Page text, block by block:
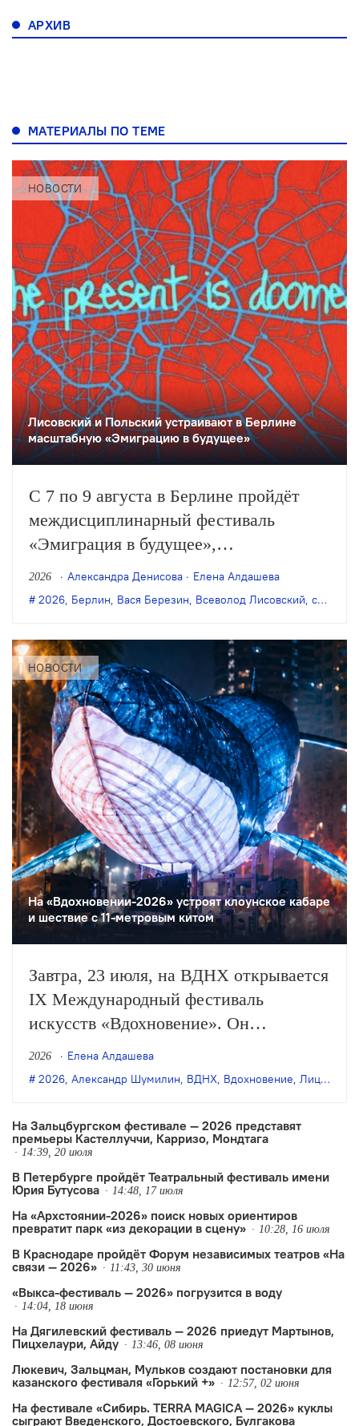
АРХИВ
МАТЕРИАЛЫ ПО ТЕМЕ
НОВОСТИ
Лисовский и Польский устраивают в Берлине
масштабную «Эмиграцию в будущее»
С 7 по 9 августа в Берлине пройдёт
междисциплинарный фестиваль
«Эмиграция в будущее»,
организованный художником Антоном
Польским и режиссёром Всеволодом
разноформатных событий:
перформансы, кинопоказы, лекции,
воркшопы и многое другое.
2026 Александра Денисова
Елена Алдашева
2026, Берлин, Вася Березин, Всеволод Лисовский, современное искусство
НОВОСТИ
На «Вдохновении-2026» устроят клоунское кабаре
и шествие с 11-метровым китом
Завтра, 23 июля, на ВДНХ открывается
IX Международный фестиваль
искусств «Вдохновение». Он
продлится до 26 июля и объединит
спектакли разных форматов — от
до многочасового перформанса по
русской классике, концерты и другие
2026
Елена Алдашева
2026, Александр Шумилин, ВДНХ, Вдохновение, Лицедеи
На Зальцбургском фестивале — 2026 представят
премьеры Кастеллуччи, Карризо, Мондтага
14:39, 20 июля
В Петербурге пройдёт Театральный фестиваль имени
Юрия Бутусова
14:48, 17 июля
На «Архстоянии-2026» поиск новых ориентиров
превратит парк «из декорации в сцену»
10:28, 16 июля
В Краснодаре пройдёт Форум независимых театров «На
связи — 2026»
11:43, 30 июня
«Выкса-фестиваль — 2026» погрузится в воду
14:04, 18 июня
На Дягилевский фестиваль — 2026 приедут Мартынов,
Пицхелаури, Айду
13:46, 08 июня
Люкевич, Зальцман, Мульков создают постановки для
казанского фестиваля «Горький +»
12:57, 02 июня
На фестивале «Сибирь. TERRA MAGICA — 2026» куклы
сыграют Введенского, Достоевского, Булгакова